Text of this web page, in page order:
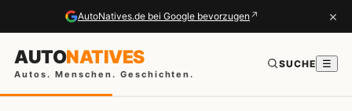
AutoNatives.de bei Google bevorzugen ↗ ×
AUTONATIVES
Autos. Menschen. Geschichten.
SUCHE ☰